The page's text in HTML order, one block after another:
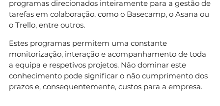
programas direcionados inteiramente para a gestão de
tarefas em colaboração, como o Basecamp, o Asana ou
o Trello, entre outros.
Estes programas permitem uma constante
monitorização, interação e acompanhamento de toda
a equipa e respetivos projetos. Não dominar este
conhecimento pode significar o não cumprimento dos
prazos e, consequentemente, custos para a empresa.